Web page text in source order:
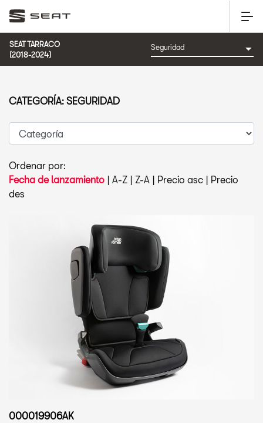
SEAT TARRACO
(2018-2024)
Ordenar por:
Fecha de lanzamiento | A-Z | Z-A | Precio asc | Precio
des
000019906AK
CATEGORÍA: SEGURIDAD